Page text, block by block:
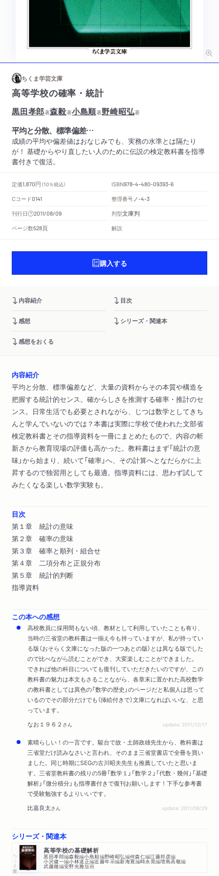
ちくま学芸文庫
高等学校の確率・統計
黒田孝郎著森毅著小島順著野崎昭弘著
平均と分散、標準偏差…
成績の平均や偏差値はおなじみでも、実務の水準とは隔たり
が！ 基礎からやり直したい人のために伝説の検定教科書を指導
書付きで復活。
定価1,870円 （10％税込） ISBN978-4-480-09393-6
Cコード0141 整理番号ノ-4-3
刊行日 2011/08/09 判型文庫判
ページ数528頁 解説
購入する
内容紹介 目次
感想 シリーズ・関連本
感想をおくる
内容紹介
平均と分散、標準偏差など、大量の資料からその本質や構造を
把握する統計的センス。確からしさを推測する確率・推計のセ
ンス。日常生活でも必要とされながら、じつは数学としてきち
んと学んでいないのでは？本書は実際に学校で使われた文部省
検定教科書とその指導資料を一冊にまとめたもので、内容の斬
新さから教育現場の評価も高かった。教科書はまず「統計の意
味」から始まり、続いて「確率」へ、その計算へとなだらかに上
昇するので独習用としても最適。指導資料には、思わず試して
みたくなる楽しい数学実験も。
目次
第１章 統計の意味
第２章 確率の意味
第３章 確率と順列・組合せ
第４章 二項分布と正規分布
第５章 統計的判断
指導資料
この本への感想
高校教員に採用間もない頃、教材として利用していたことも有り、
当時の三省堂の教科書は一揃え今も持っていますが、私が持ってい
る版（おそらく文庫になった版の一つあとの版）とは異なる版でした
ので比べながら読むことができ、大変楽しむことができました。
できれば他の科目についても復刊していただきたいのですが、この
教科書の魅力は本文もさることながら、各章末に置かれた高校数学
の教科書としては異色の「数学の歴史」のページだと私個人は思って
いるのでその部分だけでも（挿絵付きで）文庫になればいいな、と思
っています。
なお１９６２ さん update: 2011/12/17
素晴らしい！の一言です。駿台で故・土師政雄先生から、教科書は
三省堂だけ読みなさいと言われ、そのまま三省堂書店で全冊を買い
ました。同じ時期にSEGの古川昭夫先生も推薦していたと思いま
す。三省堂教科書の残りの5冊「数学１」「数学２」「代数・幾何」「基礎
解析」「微分積分」も指導書付きで復刊お願いします！下手な参考書
で受験勉強するよりいいです。
比嘉良太さん update: 2011/08/29
シリーズ・関連本
ちくま学芸文庫
高等学校の基礎解析
黒田孝郎編森毅編小島順編野崎昭弘編何森仁編江藤邦彦編
小沢健一編小林道正編近藤年示編新海寛編時永晃編増島高敬編
武藤徹編安野光雅版画